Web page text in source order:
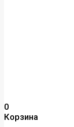
0
Корзина